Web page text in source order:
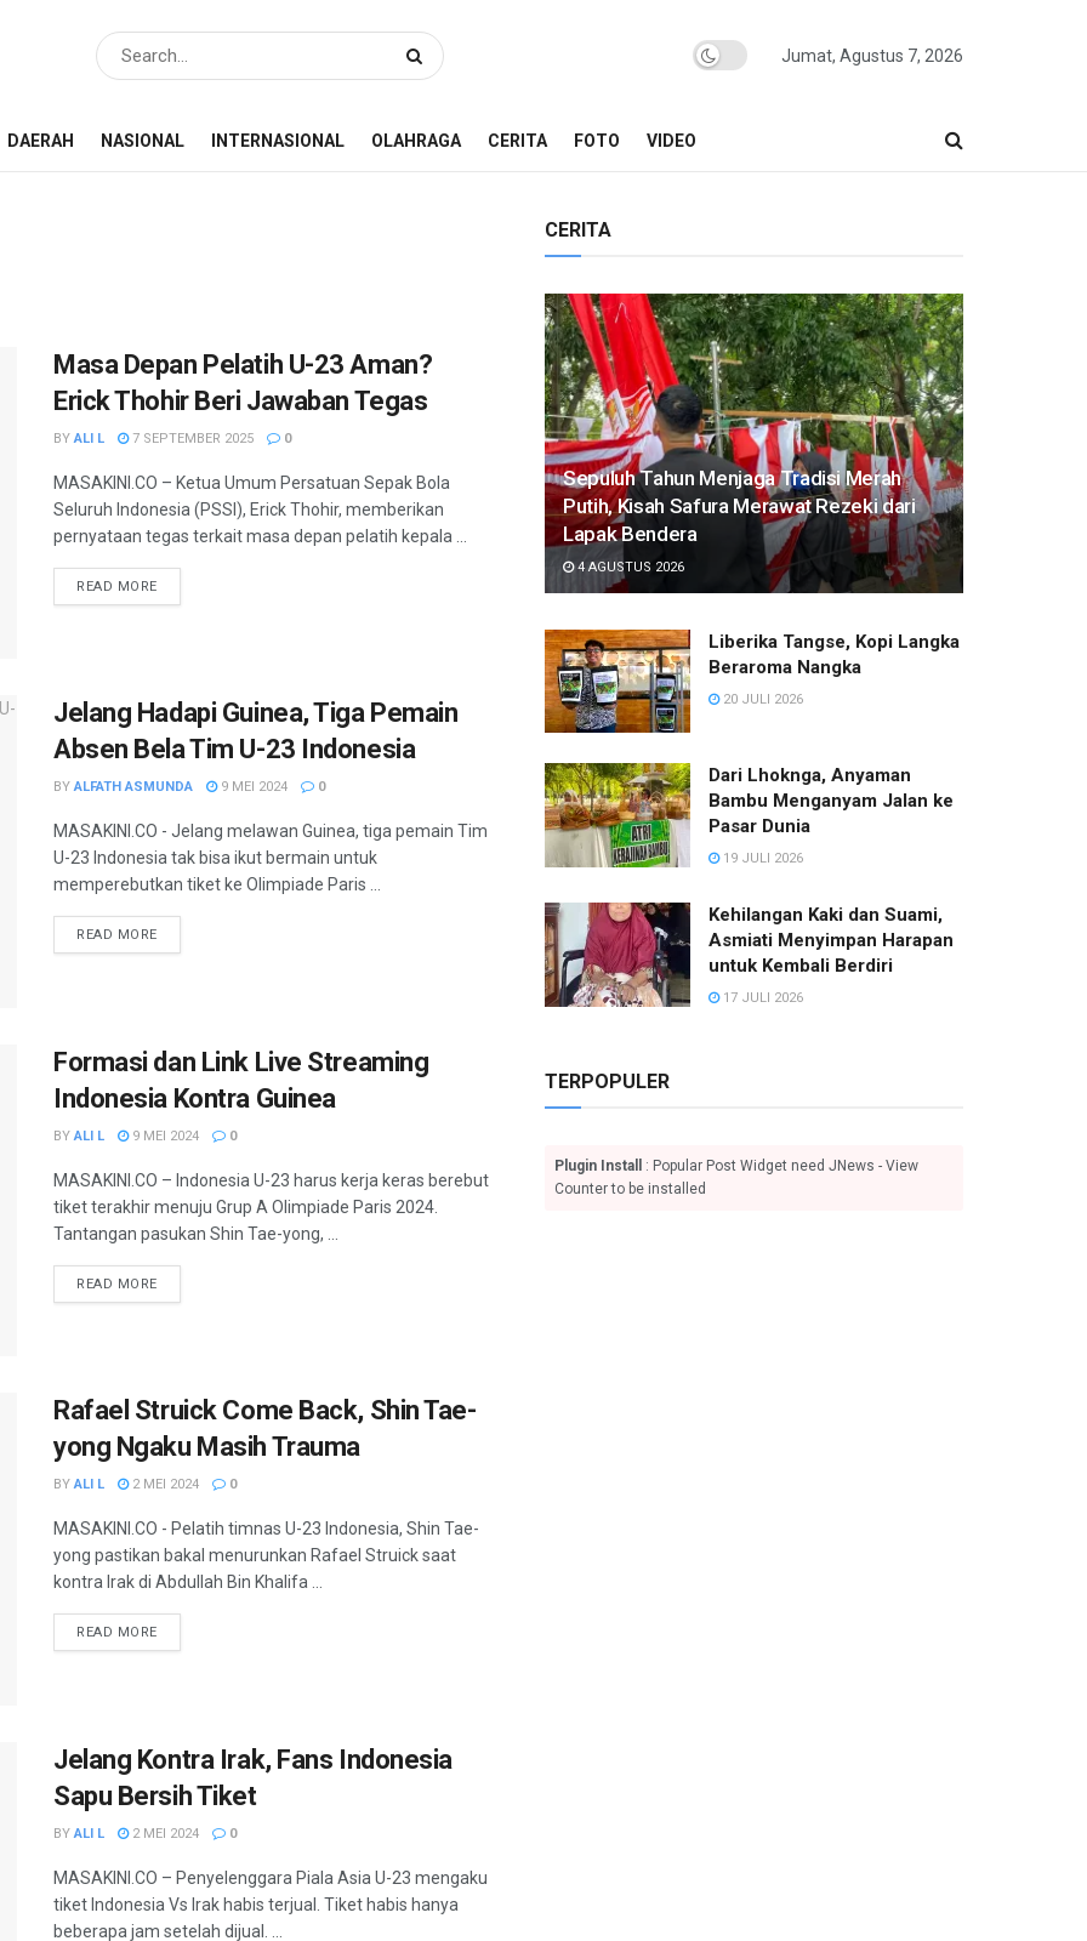
Jumat, Agustus 7, 2026
DAERAH NASIONAL INTERNASIONAL OLAHRAGA CERITA FOTO VIDEO
Masa Depan Pelatih U-23 Aman?
Erick Thohir Beri Jawaban Tegas
BY ALI L 7 SEPTEMBER 2025 0
MASAKINI.CO – Ketua Umum Persatuan Sepak Bola
Seluruh Indonesia (PSSI), Erick Thohir, memberikan
pernyataan tegas terkait masa depan pelatih kepala ...
READ MORE
Jelang Hadapi Guinea, Tiga Pemain
Absen Bela Tim U-23 Indonesia
BY ALFATH ASMUNDA 9 MEI 2024 0
MASAKINI.CO - Jelang melawan Guinea, tiga pemain Tim
U-23 Indonesia tak bisa ikut bermain untuk
memperebutkan tiket ke Olimpiade Paris ...
READ MORE
Formasi dan Link Live Streaming
Indonesia Kontra Guinea
BY ALI L 9 MEI 2024 0
MASAKINI.CO – Indonesia U-23 harus kerja keras berebut
tiket terakhir menuju Grup A Olimpiade Paris 2024.
Tantangan pasukan Shin Tae-yong, ...
READ MORE
Rafael Struick Come Back, Shin Tae-
yong Ngaku Masih Trauma
BY ALI L 2 MEI 2024 0
MASAKINI.CO - Pelatih timnas U-23 Indonesia, Shin Tae-
yong pastikan bakal menurunkan Rafael Struick saat
kontra Irak di Abdullah Bin Khalifa ...
READ MORE
Jelang Kontra Irak, Fans Indonesia
Sapu Bersih Tiket
BY ALI L 2 MEI 2024 0
MASAKINI.CO – Penyelenggara Piala Asia U-23 mengaku
tiket Indonesia Vs Irak habis terjual. Tiket habis hanya
beberapa jam setelah dijual. ...
CERITA
Sepuluh Tahun Menjaga Tradisi Merah
Putih, Kisah Safura Merawat Rezeki dari
Lapak Bendera
4 AGUSTUS 2026
Liberika Tangse, Kopi Langka
Beraroma Nangka
20 JULI 2026
Dari Lhoknga, Anyaman
Bambu Menganyam Jalan ke
Pasar Dunia
19 JULI 2026
Kehilangan Kaki dan Suami,
Asmiati Menyimpan Harapan
untuk Kembali Berdiri
17 JULI 2026
TERPOPULER
Plugin Install
: Popular Post Widget need JNews - View
Counter to be installed